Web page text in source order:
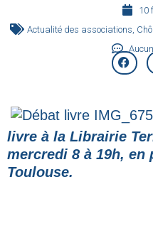
10
Actualité des associations
livre à la Librairie
mercredi 8 à 19h,
Toulouse.